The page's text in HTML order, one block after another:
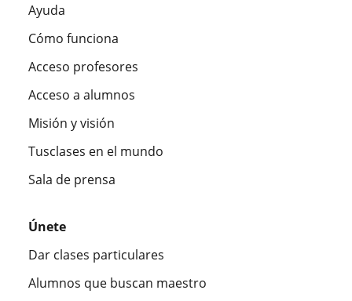
Ayuda
Cómo funciona
Acceso profesores
Acceso a alumnos
Misión y visión
Tusclases en el mundo
Sala de prensa
Únete
Dar clases particulares
Alumnos que buscan maestro